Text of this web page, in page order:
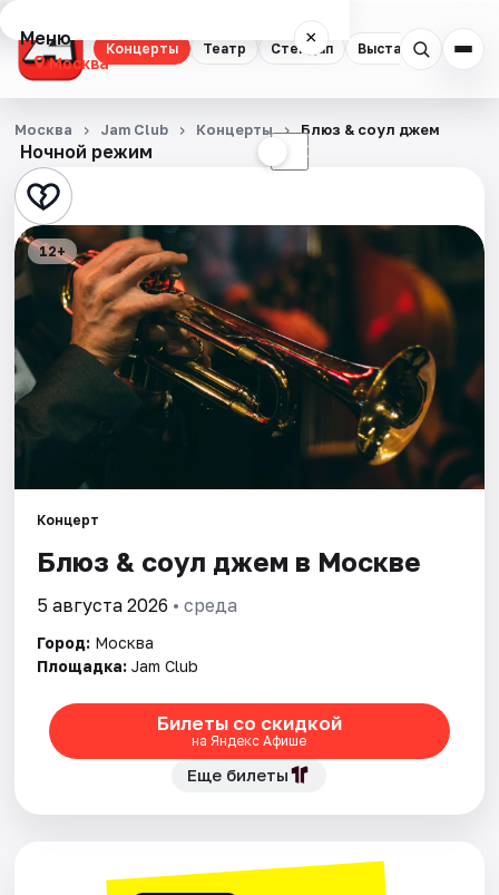
Концерты Театр Стендап Выставки
Меню ×
Москва
Концерты
Театр
Стендап
Выставки
Квесты
Экскурсии
События
Города
Площадки
Артисты
Рейтинги
Ночной режим ☾
Москва Jam Club Концерты Блюз & соул джем
12+
Концерт
Блюз & соул джем в Москве
5 августа 2026 • среда
Город: Москва
Площадка: Jam Club
Билеты со скидкой
на Яндекс Афише
Еще билеты